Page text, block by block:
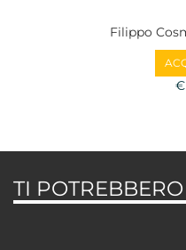
Filippo
€
TI